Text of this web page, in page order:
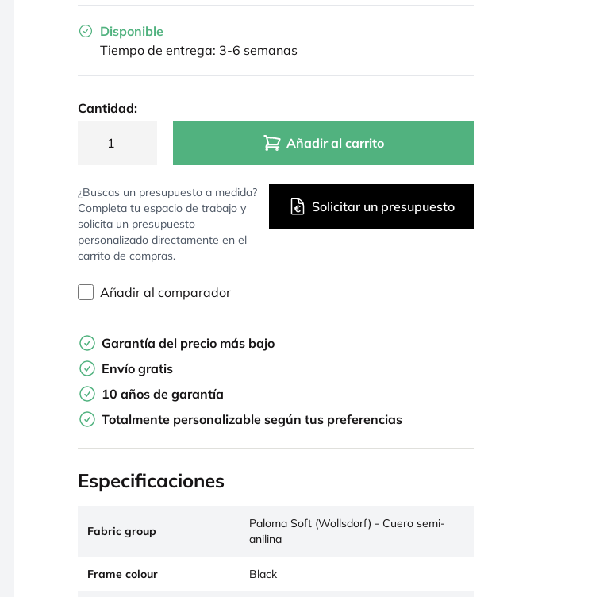
Disponible
Tiempo de entrega: 3-6 semanas
Cantidad:
Añadir al carrito
¿Buscas un presupuesto a medida?
Completa tu espacio de trabajo y
solicita un presupuesto
personalizado directamente en el
carrito de compras.
Solicitar un presupuesto
Añadir al comparador
Garantía del precio más bajo
Envío gratis
10 años de garantía
Totalmente personalizable según tus preferencias
Especificaciones
Fabric group
Paloma Soft (Wollsdorf) - Cuero semi-
anilina
Frame colour Black